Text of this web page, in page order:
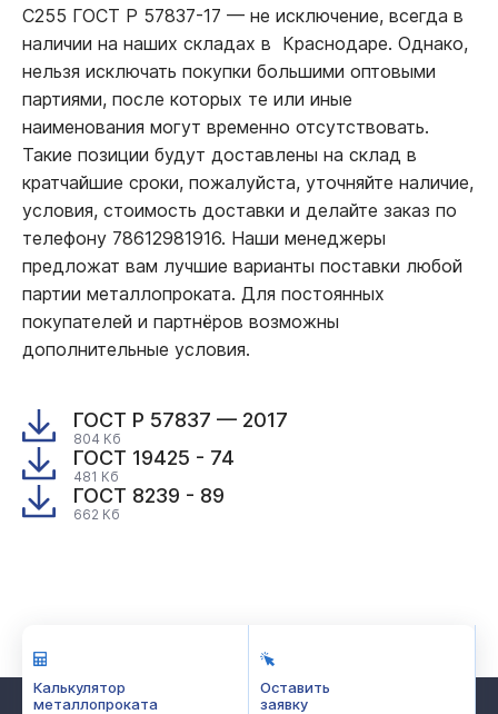
С255 ГОСТ Р 57837-17 — не исключение, всегда в
наличии на наших складах в Краснодаре. Однако,
нельзя исключать покупки большими оптовыми
партиями, после которых те или иные
наименования могут временно отсутствовать.
Такие позиции будут доставлены на склад в
кратчайшие сроки, пожалуйста, уточняйте наличие,
условия, стоимость доставки и делайте заказ по
телефону 78612981916. Наши менеджеры
предложат вам лучшие варианты поставки любой
партии металлопроката. Для постоянных
покупателей и партнёров возможны
дополнительные условия.
ГОСТ Р 57837 — 2017
804 Кб
ГОСТ 19425 - 74
481 Кб
ГОСТ 8239 - 89
662 Кб
Калькулятор
металлопроката
Оставить
заявку